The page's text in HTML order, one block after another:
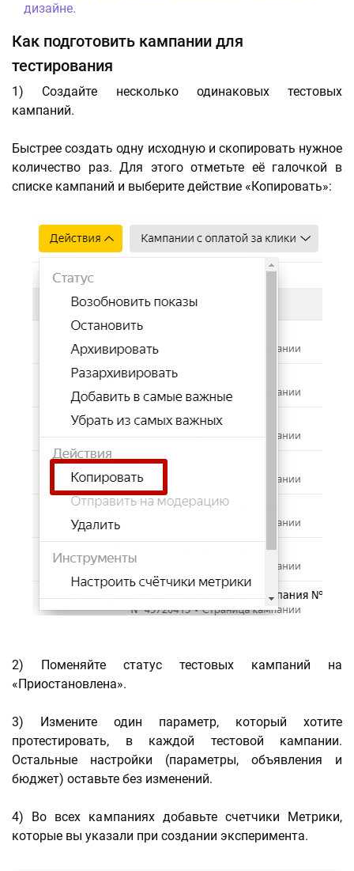
дизайне.
Как подготовить кампании для
тестирования
1) Создайте несколько одинаковых тестовых
кампаний.
Быстрее создать одну исходную и скопировать нужное
количество раз. Для этого отметьте её галочкой в
списке кампаний и выберите действие «Копировать»:
2) Поменяйте статус тестовых кампаний на
«Приостановлена».
3) Измените один параметр, который хотите
протестировать, в каждой тестовой кампании.
Остальные настройки (параметры, объявления и
бюджет) оставьте без изменений.
4) Во всех кампаниях добавьте счетчики Метрики,
которые вы указали при создании эксперимента.